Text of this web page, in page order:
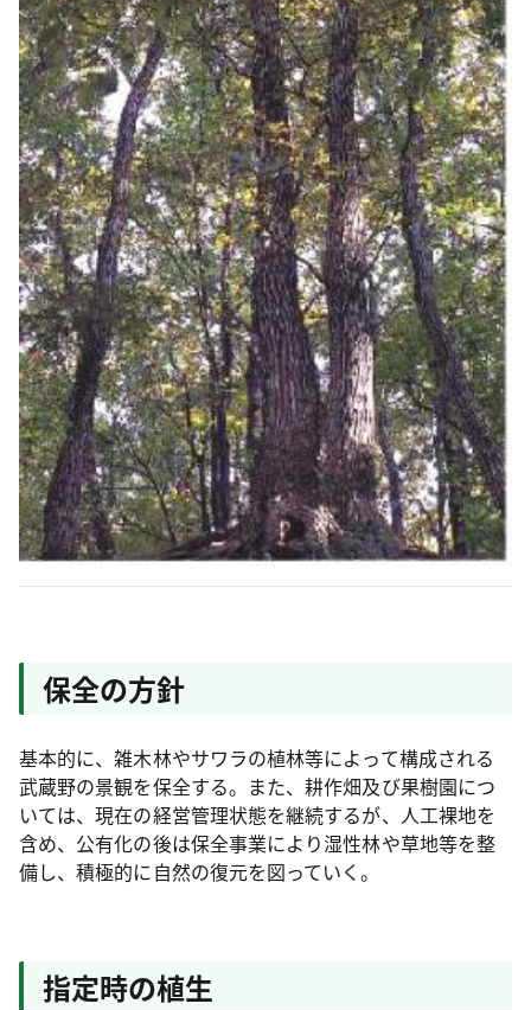
保全の方針
基本的に、雑木林やサワラの植林等によって構成される
武蔵野の景観を保全する。また、耕作畑及び果樹園につ
いては、現在の経営管理状態を継続するが、人工裸地を
含め、公有化の後は保全事業により湿性林や草地等を整
備し、積極的に自然の復元を図っていく。
指定時の植生